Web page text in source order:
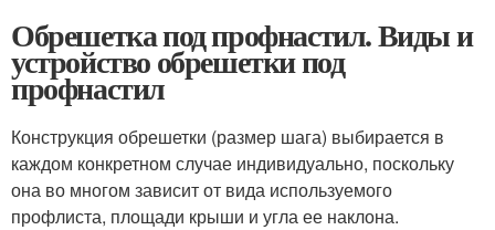
Обрешетка под профнастил. Виды и
устройство обрешетки под
профнастил
Конструкция обрешетки (размер шага) выбирается в
каждом конкретном случае индивидуально, поскольку
она во многом зависит от вида используемого
профлиста, площади крыши и угла ее наклона.